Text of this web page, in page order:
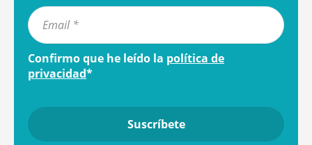
Confirmo que he leído la política de
privacidad*